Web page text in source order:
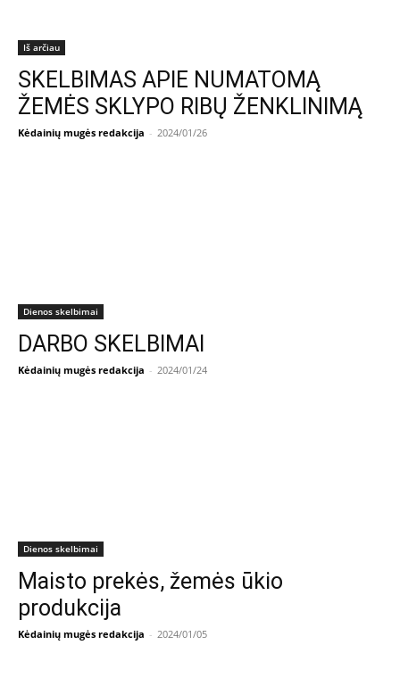
Iš arčiau
SKELBIMAS APIE NUMATOMĄ
ŽEMĖS SKLYPO RIBŲ ŽENKLINIMĄ
Kėdainių mugės redakcija - 2024/01/26
Dienos skelbimai
DARBO SKELBIMAI
Kėdainių mugės redakcija - 2024/01/24
Dienos skelbimai
Maisto prekės, žemės ūkio
produkcija
Kėdainių mugės redakcija - 2024/01/05